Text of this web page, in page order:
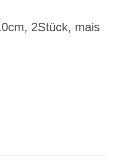
2Stück, mais